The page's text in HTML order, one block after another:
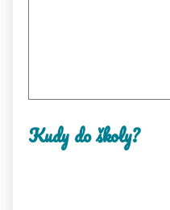
Kudy do školy?